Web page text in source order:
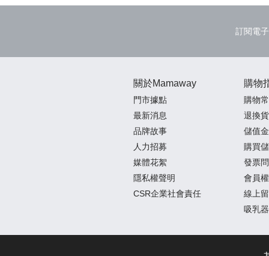
訂閱電
關於Mamaway
門市據點
最新消息
品牌故事
人力招募
媒體花絮
隱私權聲明
CSR企業社會責任
購物
購物
退換
儲值
購買
發票
會員
線上
吸乳